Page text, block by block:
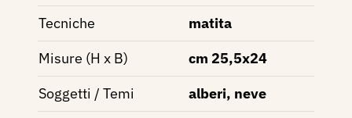
Tecniche
matita
Misure (H x B)
cm 25,5x24
Soggetti / Temi
alberi, neve